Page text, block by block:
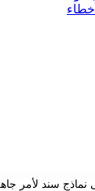
سند لأمر جاهز للطباعه